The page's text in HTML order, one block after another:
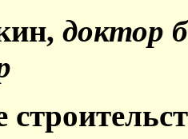
, доктор